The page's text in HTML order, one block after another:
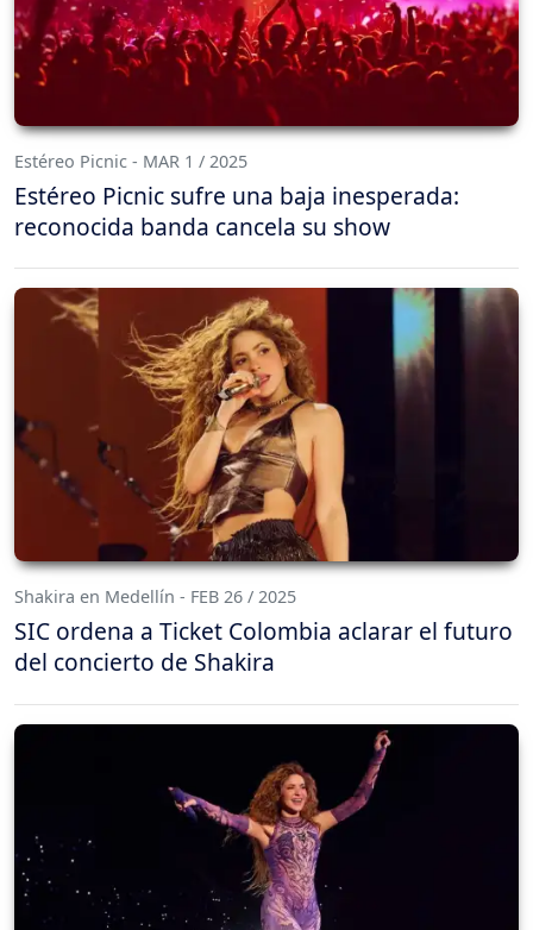
Estéreo Picnic - MAR 1 / 2025
Estéreo Picnic sufre una baja inesperada:
reconocida banda cancela su show
Shakira en Medellín - FEB 26 / 2025
SIC ordena a Ticket Colombia aclarar el futuro
del concierto de Shakira